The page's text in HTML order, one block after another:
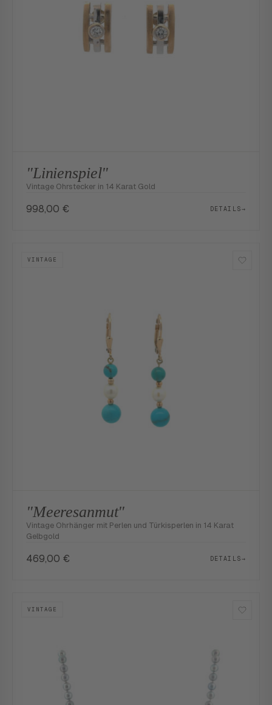
"Linienspiel"
Vintage Ohrstecker in 14 Karat Gold
998,00 € DETAILS→
VINTAGE
"Meeresanmut"
Vintage Ohrhänger mit Perlen und Türkisperlen in 14 Karat
Gelbgold
469,00 € DETAILS→
VINTAGE